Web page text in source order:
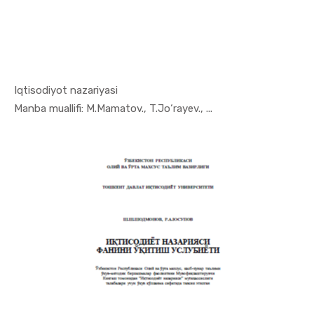
Iqtisodiyot nazariyasi
Manba muallifi: М.Mamatov., T.Jo‘rayev., ...
In Iqtisod...